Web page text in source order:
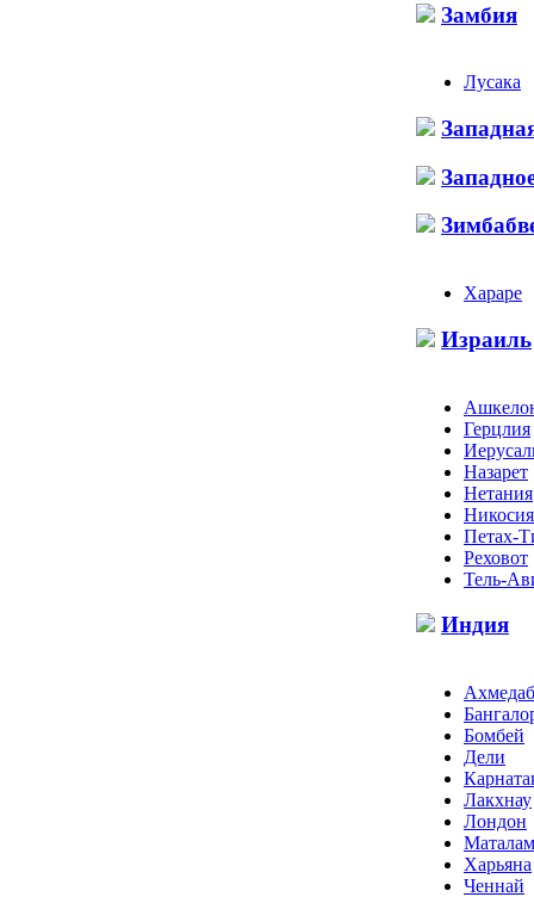
Замбия
Лусака
Хараре
Израиль
Герцлия
Назарет
Нетания
Никосия
Петах-
Реховот
Тель-
Индия
Бомбей
Дели
Лакхнау
Лондон
Харьяна
Ченнай